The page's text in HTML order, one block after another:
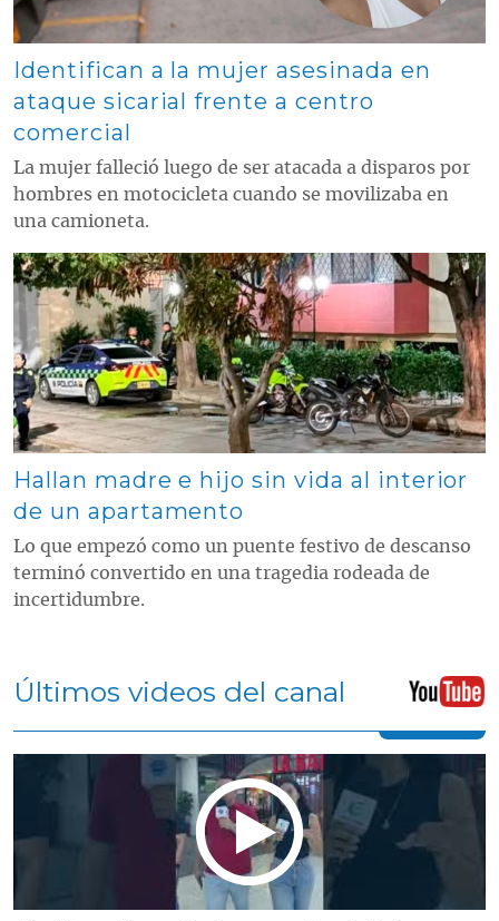
Identifican a la mujer asesinada en
ataque sicarial frente a centro
comercial
La mujer falleció luego de ser atacada a disparos por
hombres en motocicleta cuando se movilizaba en
una camioneta.
Contenido multimedia principal
Hallan madre e hijo sin vida al interior
de un apartamento
Lo que empezó como un puente festivo de descanso
terminó convertido en una tragedia rodeada de
incertidumbre.
Últimos videos del canal